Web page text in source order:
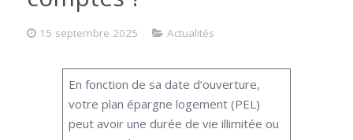
15 septembre 2025 Actualités
En fonction de sa date d’ouverture,
votre plan épargne logement (PEL)
peut avoir une durée de vie illimitée ou